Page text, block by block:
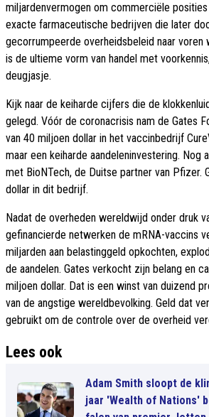
miljardenvermogen om commerciële
exacte farmaceutische bedrijven die later
gecorrumpeerde overheidsbeleid naar voren
is de ultieme vorm van handel met
deugjasje.
Kijk naar de keiharde cijfers die de
gelegd. Vóór de coronacrisis nam de Gates
van 40 miljoen dollar in het vaccinbedrijf
maar een keiharde aandeleninvestering. Nog
met BioNTech, de Duitse partner van Pfizer.
dollar in dit bedrijf.
Nadat de overheden wereldwijd onder druk
gefinancierde netwerken de mRNA-vaccins
miljarden aan belastinggeld opkochten,
de aandelen. Gates verkocht zijn belang en
miljoen dollar. Dat is een winst van duizend
van de angstige wereldbevolking. Geld dat
gebruikt om de controle over de overheid
Lees ook
Adam Smith sloopt de
jaar 'Wealth of Nations'